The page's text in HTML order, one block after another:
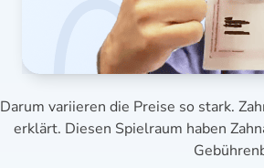
Darum variieren die Preise so stark.
erklärt. Diesen Spielraum haben